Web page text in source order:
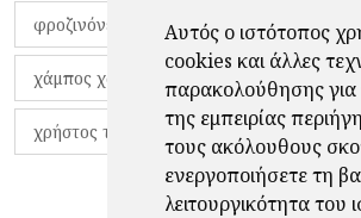
Αυτός ο ιστότοπος
cookies και άλλες
παρακολούθησης για
της εμπειρίας
τους ακόλουθους
ενεργοποιήσετε τη
λειτουργικότητα του
φροζινόνε φωκικός χαβίτο
χάμπος χαραλάμπους χάρι πότερ
χρήστος τζόλης